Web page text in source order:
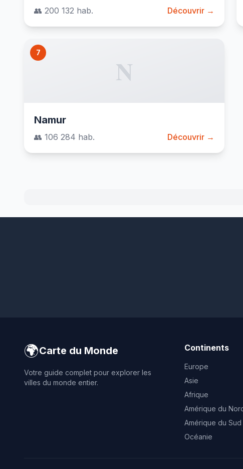
👥 200 132 hab. Découvrir →
7
N
Namur
👥 106 284 hab. Découvrir →
🌍Carte du Monde
Votre guide complet pour explorer les
villes du monde entier.
Continents
Europe
Asie
Afrique
Amérique du
Amérique du Sud
Océanie